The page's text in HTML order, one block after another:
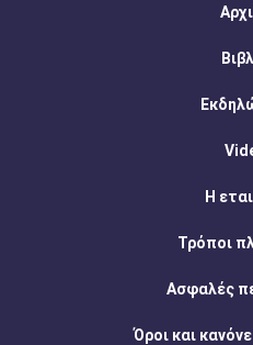
Η
Τρόποι
Ασφαλές
Όροι και